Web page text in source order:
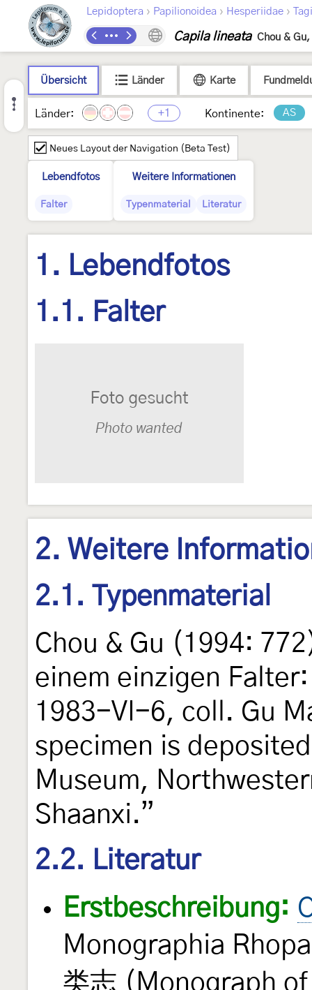
Lepidoptera › Papilionoidea › Hesperiidae ›
Capila lineata Chou & Gu,
Übersicht Länder Karte
Länder: +1 Kontinente: AS
Neues Layout der Navigation (Beta Test)
Lebendfotos
Falter
Weitere Informationen
Typenmaterial Literatur
1. Lebendfotos
1.1. Falter
2. Weitere
2.1. Typenmaterial
Chou & Gu (1994:
einem einzigen
1983-VI-6, coll. Gu
specimen is
Museum,
Shaanxi.”
2.2. Literatur
Erstbeschreibung:
Monographia
类志 (Monograph